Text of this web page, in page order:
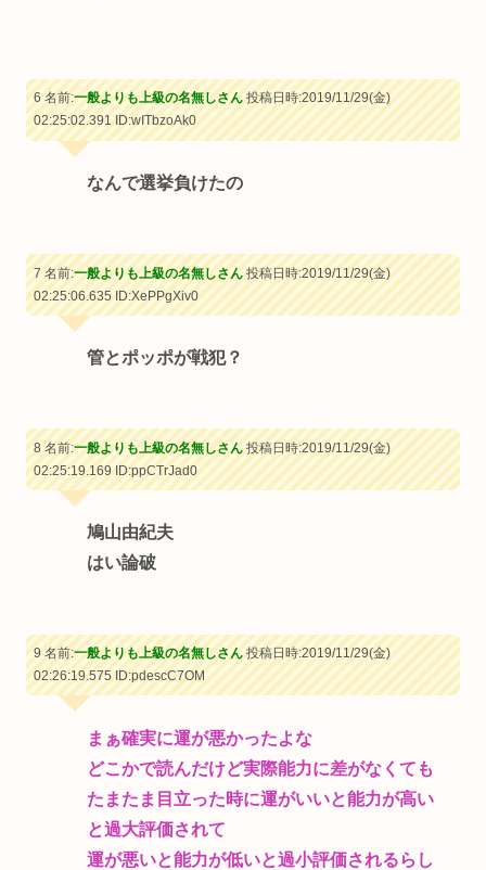
6 名前:一般よりも上級の名無しさん投稿日時:2019/11/29(金)
02:25:02.391ID:wITbzoAk0
なんで選挙負けたの
7 名前:一般よりも上級の名無しさん投稿日時:2019/11/29(金)
02:25:06.635ID:XePPgXiv0
管とポッポが戦犯？
8 名前:一般よりも上級の名無しさん投稿日時:2019/11/29(金)
02:25:19.169ID:ppCTrJad0
鳩山由紀夫
はい論破
9 名前:一般よりも上級の名無しさん投稿日時:2019/11/29(金)
02:26:19.575ID:pdescC7OM
まぁ確実に運が悪かったよな
どこかで読んだけど実際能力に差がなくても
たまたま目立った時に運がいいと能力が高い
と過大評価されて
運が悪いと能力が低いと過小評価されるらし